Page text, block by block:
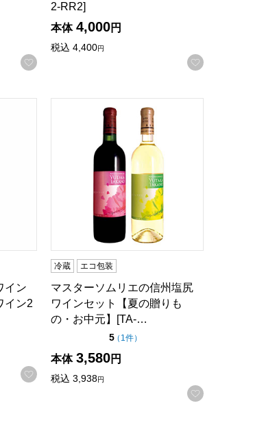
お気に入りに登録する
2-RR2]
本体 4,000円
税込 4,400円
お気に入
ト【夏の贈りもの・お中元】
イン 長野・山梨産の辛口白ワイン2本セット【夏
イン
イン2
お気に入りに登録する
マスターソムリエの信州塩尻ワインセ
冷蔵 エコ包装
マスターソムリエの信州塩尻
ワインセット【夏の贈りも
の・お中元】[TA-…
5点（5点満点中）
（ 1件の評価
）
本体 3,580円
税込 3,938円
お気に入